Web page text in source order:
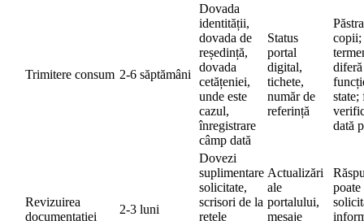
Trimitere consum 2-6 săptămâni
Dovada
identității,
dovada de
reședință,
dovada
cetățeniei,
unde este
cazul,
înregistrare
câmp dată
Status
portal
digital,
tichete,
număr de
referință
copii;
dată
Revizuirea
documentației
2-3 luni
Dovezi
suplimentare
solicitate,
scrisori de la
rețele
Actualizări
ale
portalului,
mesaje
poate